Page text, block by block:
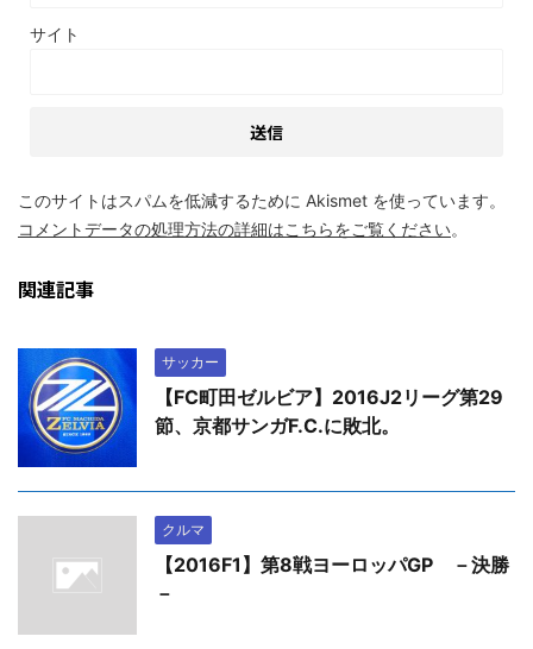
サイト
このサイトはスパムを低減するために Akismet を使っています。
コメントデータの処理方法の詳細はこちらをご覧ください。
関連記事
サッカー
【FC町田ゼルビア】2016J2リーグ第29
節、京都サンガF.C.に敗北。
クルマ
【2016F1】第8戦ヨーロッパGP －決勝
－